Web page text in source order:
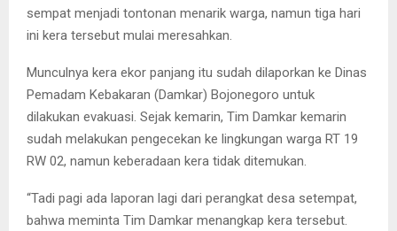
sempat menjadi tontonan menarik warga, namun tiga hari
ini kera tersebut mulai meresahkan.
Munculnya kera ekor panjang itu sudah dilaporkan ke Dinas
Pemadam Kebakaran (Damkar) Bojonegoro untuk
dilakukan evakuasi. Sejak kemarin, Tim Damkar kemarin
sudah melakukan pengecekan ke lingkungan warga RT 19
RW 02, namun keberadaan kera tidak ditemukan.
“Tadi pagi ada laporan lagi dari perangkat desa setempat,
bahwa meminta Tim Damkar menangkap kera tersebut.